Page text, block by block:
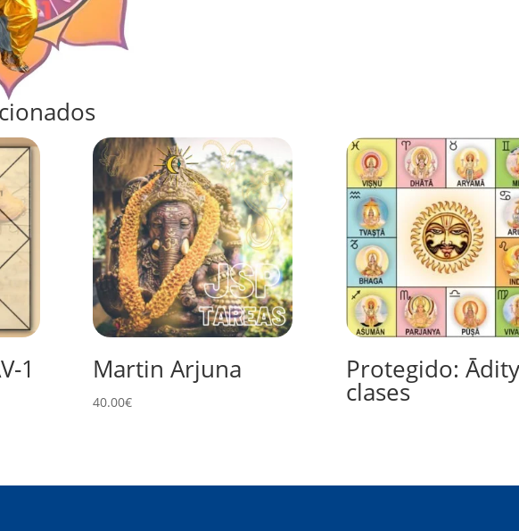
1 Martin Arjuna
40.00€
Protegido:
clases